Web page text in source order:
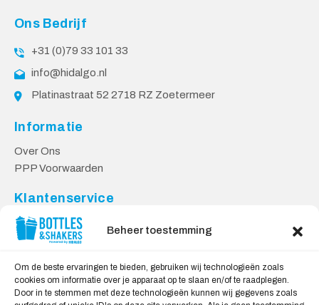
Beheer toestemming
Om de beste ervaringen te bieden, gebruiken wij technologieën zoals
cookies om informatie over je apparaat op te slaan en/of te raadplegen.
Door in te stemmen met deze technologieën kunnen wij gegevens zoals
Ons Bedrijf
+31 (0)79 33 101 33
info@hidalgo.nl
Platinastraat 52 2718 RZ Zoetermeer
Informatie
Over Ons
PPP Voorwaarden
Klantenservice
Contact
Levering & Retourneren
Veilig Shoppen